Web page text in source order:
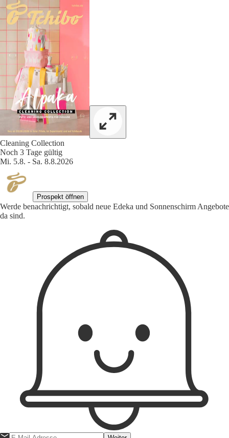
Cleaning Collection
Noch 3 Tage gültig
Mi. 5.8. - Sa. 8.8.2026
Prospekt öffnen
Werde benachrichtigt, sobald neue Edeka und Sonnenschirm Angebote
da sind.